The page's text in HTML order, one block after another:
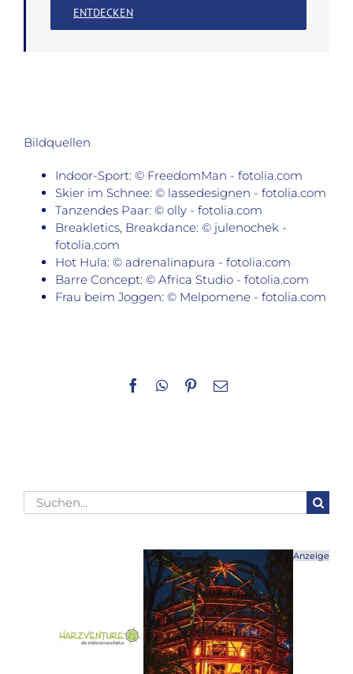
ENTDECKEN
Bildquellen
Indoor-Sport: © FreedomMan - fotolia.com
Skier im Schnee: © lassedesignen - fotolia.com
Tanzendes Paar: © olly - fotolia.com
Breakletics, Breakdance: © julenochek -
fotolia.com
Hot Hula: © adrenalinapura - fotolia.com
Barre Concept: © Africa Studio - fotolia.com
Frau beim Joggen: © Melpomene - fotolia.com
Facebook
WhatsApp
Pinterest
E-
Suche
nach:
Anzeige